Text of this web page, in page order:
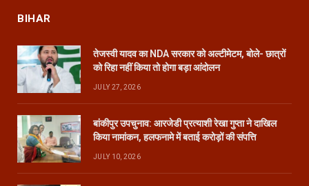
BIHAR
तेजस्वी यादव का NDA सरकार को अल्टीमेटम, बोले- छात्रों
को रिहा नहीं किया तो होगा बड़ा आंदोलन
JULY 27, 2026
बांकीपुर उपचुनाव: आरजेडी प्रत्याशी रेखा गुप्ता ने दाखिल
किया नामांकन, हलफनामे में बताई करोड़ों की संपत्ति
JULY 10, 2026